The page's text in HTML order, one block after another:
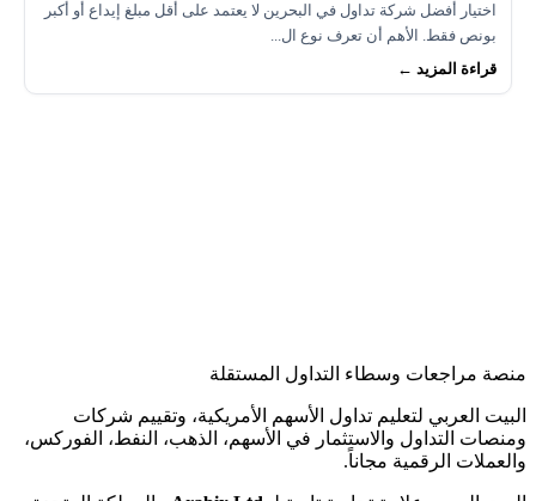
اختيار أفضل شركة تداول في البحرين لا يعتمد على أقل مبلغ إيداع أو أكبر
بونص فقط. الأهم أن تعرف نوع ال...
قراءة المزيد ←
منصة مراجعات وسطاء التداول المستقلة
البيت العربي لتعليم تداول الأسهم الأمريكية، وتقييم شركات
ومنصات التداول والاستثمار في الأسهم، الذهب، النفط، الفوركس،
والعملات الرقمية مجاناً.